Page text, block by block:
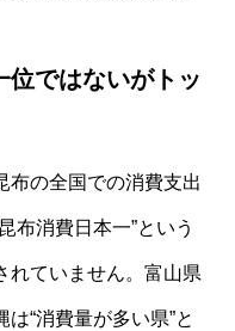
位ではないがトッ
布の全国での消費支出
布消費日本一”という
れていません。富山県
“消費量が多い県”と